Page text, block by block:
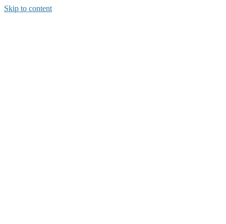
Skip to content